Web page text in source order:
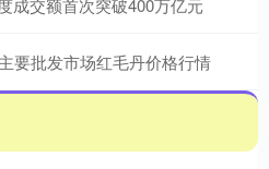
成交额首次突破400万亿元
要批发市场红毛丹价格行情